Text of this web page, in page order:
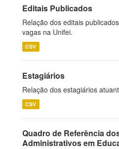
Editais Publicados
Relação dos editais
vagas na Unifei.
CSV
Estagiários
Relação dos estagiários
CSV
Quadro de Referência
Administrativos em